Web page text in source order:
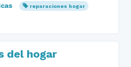
reparaciones hogar
del hogar